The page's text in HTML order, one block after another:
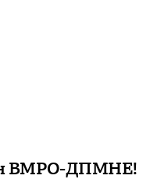
ВМРО-ДПМНЕ!